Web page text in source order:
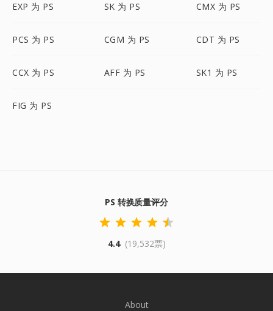
EXP 为 PS SK 为 PS CMX 为 PS
PCS 为 PS CGM 为 PS CDT 为 PS
CCX 为 PS AFF 为 PS SK1 为 PS
FIG 为 PS
PS 转换质量评分
4.4 (19,532票)
About